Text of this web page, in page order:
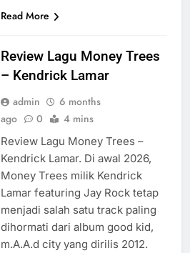
Read More
Review Lagu Money Trees
– Kendrick Lamar
admin
6 months
ago
0 4 mins
Review Lagu Money Trees –
Kendrick Lamar. Di awal 2026,
Money Trees milik Kendrick
Lamar featuring Jay Rock tetap
menjadi salah satu track paling
dihormati dari album good kid,
m.A.A.d city yang dirilis 2012.